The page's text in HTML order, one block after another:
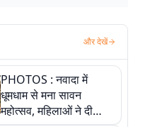
और देखें
PHOTOS : नवादा में
धूमधाम से मना सावन
महोत्सव, महिलाओं ने दी